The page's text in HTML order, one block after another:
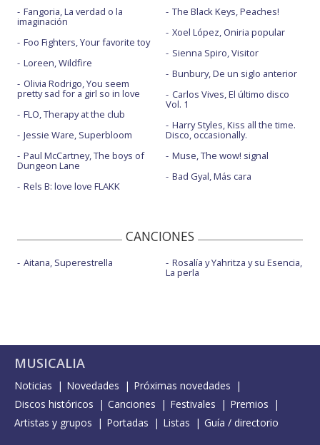
Fangoria, La verdad o la
imaginación
Foo Fighters, Your favorite toy
Loreen, Wildfire
Olivia Rodrigo, You seem
pretty sad for a girl so in love
FLO, Therapy at the club
Jessie Ware, Superbloom
Paul McCartney, The boys of
Dungeon Lane
Rels B: love love FLAKK
The Black Keys, Peaches!
Xoel López, Oniria popular
Sienna Spiro, Visitor
Bunbury, De un siglo anterior
Carlos Vives, El último disco
Vol. 1
Harry Styles, Kiss all the time.
Disco, occasionally.
Muse, The wow! signal
Bad Gyal, Más cara
CANCIONES
Aitana, Superestrella Rosalía y Yahritza y su Esencia,
La perla
MUSICALIA
Noticias Novedades
Próximas novedades
Discos históricos
Canciones Festivales
Premios
Artistas y grupos
Portadas Listas Guía / directorio